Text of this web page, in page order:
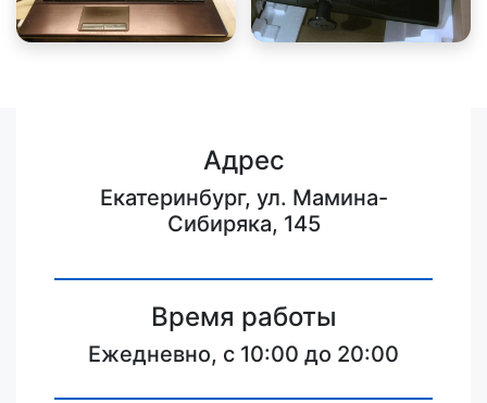
Адрес
Екатеринбург, ул. Мамина-
Сибиряка, 145
Время работы
Ежедневно, с 10:00 до 20:00